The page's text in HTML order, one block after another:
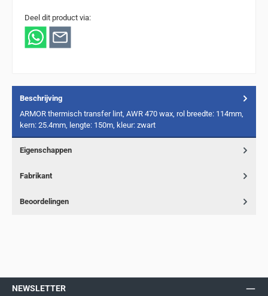
Deel dit product via:
Beschrijving
ARMOR thermisch transfer lint, AWR 470 wax, rol breedte: 114mm,
kern: 25.4mm, lengte: 150m, kleur: zwart
Eigenschappen
Fabrikant
Beoordelingen
NEWSLETTER